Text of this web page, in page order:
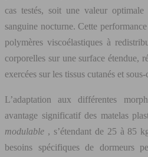
cas testés, soit une valeur
sanguine nocturne. Cette
polymères viscoélastiques à
corporelles sur une surface étendue,
exercées sur les tissus cutanés et sous-
L’adaptation aux différentes
avantage significatif des matelas
modulable , s’étendant de 25 à 85
besoins spécifiques de dormeurs